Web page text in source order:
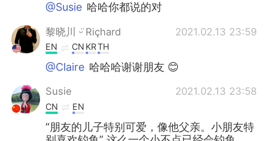
@Susie 哈哈你都说的对
黎晓川 ᵕ̈ Riçhard 2021.02.13 23:59
EN CN KRTH
@Claire 哈哈哈谢谢朋友 😊
Susie 2021.02.13 23:58
CN EN
“朋友的儿子特别可爱，像他父亲。小朋友特